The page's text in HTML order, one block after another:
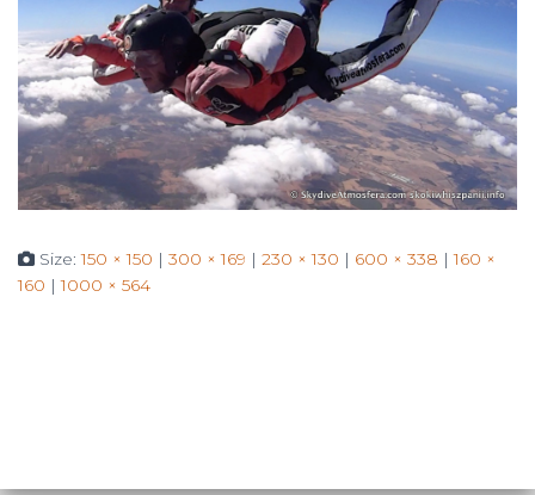
Size:150 × 150 | 300 × 169 | 230 × 130 | 600 × 338 | 160 ×
160 | 1000 × 564